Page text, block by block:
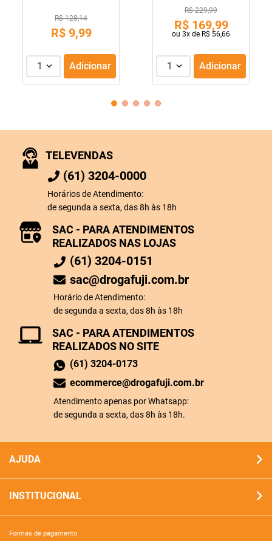
R$ 128,14
R$ 9,99
1 Adicionar
R$ 229,99
R$ 169,99
ou 3x de R$ 56,66
1 Adicionar
TELEVENDAS
(61) 3204-0000
Horários de Atendimento:
de segunda a sexta, das 8h às 18h
SAC - PARA ATENDIMENTOS
REALIZADOS NO SITE
(61) 3204-0173
ecommerce@drogafuji.com.br
Atendimento apenas por Whatsapp:
de segunda a sexta, das 8h às 18h.
SAC - PARA ATENDIMENTOS
REALIZADOS NAS LOJAS
(61) 3204-0151
sac@drogafuji.com.br
Horário de Atendimento:
de segunda a sexta, das 8h às 18h
AJUDA
INSTITUCIONAL
formas de pagamento